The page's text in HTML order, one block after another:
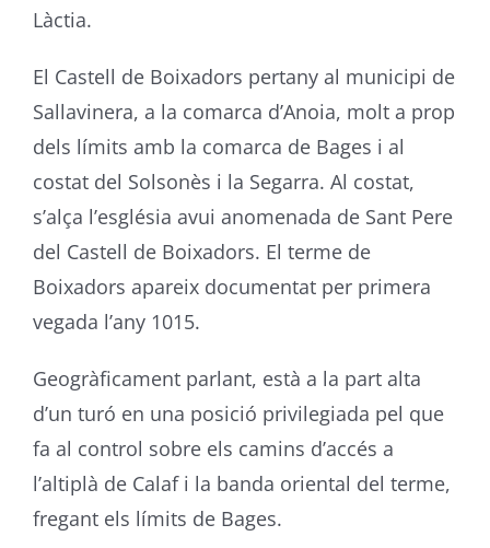
Làctia.
El Castell de Boixadors pertany al municipi de
Sallavinera, a la comarca d’Anoia, molt a prop
dels límits amb la comarca de Bages i al
costat del Solsonès i la Segarra. Al costat,
s’alça l’església avui anomenada de Sant Pere
del Castell de Boixadors. El terme de
Boixadors apareix documentat per primera
vegada l’any 1015.
Geogràficament parlant, està a la part alta
d’un turó en una posició privilegiada pel que
fa al control sobre els camins d’accés a
l’altiplà de Calaf i la banda oriental del terme,
fregant els límits de Bages.